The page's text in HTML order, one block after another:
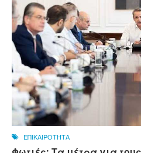
ΕΠΙΚΑΙΡΟΤΗΤΑ